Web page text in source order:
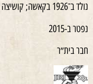
נולד ב־1926 בקאשה; קושיצה (Kassa; Kosice)
נפטר ב-2015
חבר בית״ר